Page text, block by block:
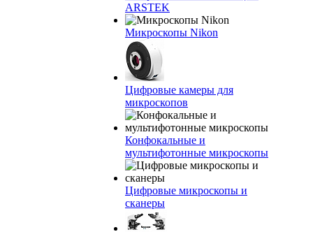
ARSTEK
Микроскопы Nikon
Цифровые камеры для
микроскопов
Конфокальные и
мультифотонные микроскопы
Цифровые микроскопы и
сканеры